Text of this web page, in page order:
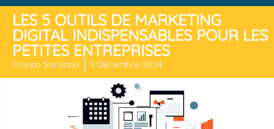
LES 5 OUTILS DE MARKETING
DIGITAL INDISPENSABLES POUR LES
PETITES ENTREPRISES
Franco Saracino 9 Décembre 2024